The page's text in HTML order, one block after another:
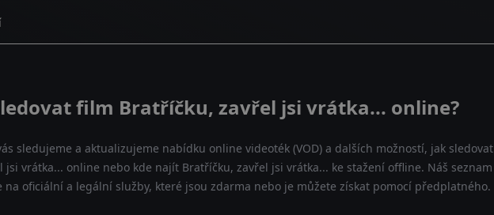
film Bratříčku, zavřel jsi vrátka... online?
sledujeme a aktualizujeme nabídku online videoték (VOD) a dalších možností, jak sledovat
jsi vrátka... online nebo kde najít Bratříčku, zavřel jsi vrátka... ke stažení offline. Náš seznam
na oficiální a legální služby, které jsou zdarma nebo je můžete získat pomocí předplatného.